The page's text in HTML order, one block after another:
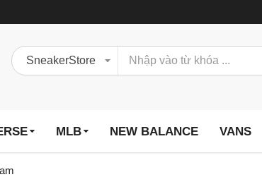
MLB NEW BALANCE VANS